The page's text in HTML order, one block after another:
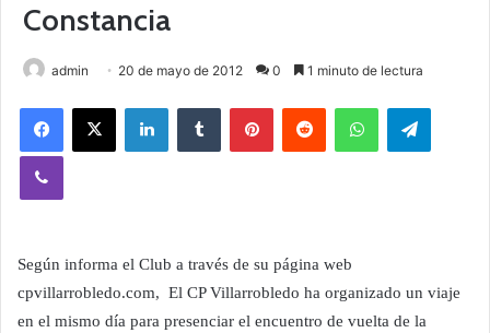
Constancia
admin 20 de mayo de 2012 0 1 minuto de lectura
Según informa el Club a través de su página web
cpvillarrobledo.com, El CP Villarrobledo ha organizado un viaje
en el mismo día para presenciar el encuentro de vuelta de la